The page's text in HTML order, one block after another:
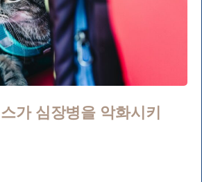
가 심장병을 악화시키